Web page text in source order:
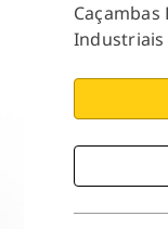
Industriais